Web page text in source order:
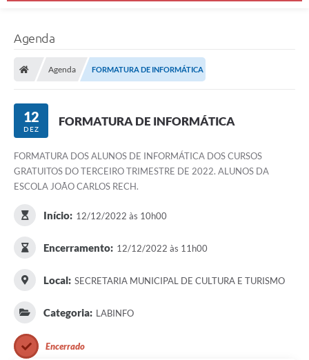
Agenda
Agenda FORMATURA DE INFORMÁTICA
12
DEZ
FORMATURA DE INFORMÁTICA
FORMATURA DOS ALUNOS DE INFORMÁTICA DOS CURSOS
GRATUITOS DO TERCEIRO TRIMESTRE DE 2022. ALUNOS DA
ESCOLA JOÃO CARLOS RECH.
Início: 12/12/2022 às 10h00
Encerramento: 12/12/2022 às 11h00
Local: SECRETARIA MUNICIPAL DE CULTURA E TURISMO
Categoria: LABINFO
Encerrado